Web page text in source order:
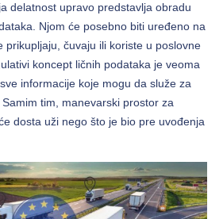
delatnost upravo predstavlja obradu
Njom će posebno biti uređeno na
prikupljaju, čuvaju ili koriste u poslovne
koncept ličnih podataka je veoma
informacije koje mogu da služe za
tim, manevarski prostor za
dosta uži nego što je bio pre uvođenja